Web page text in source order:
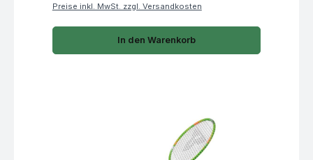
Preise inkl. MwSt. zzgl. Versandkosten
In den Warenkorb